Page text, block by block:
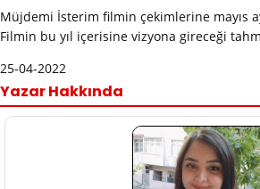
Müjdemi İsterim filmin çekimlerine mayıs
Filmin bu yıl içerisine vizyona gireceği
25-04-2022
Yazar Hakkında